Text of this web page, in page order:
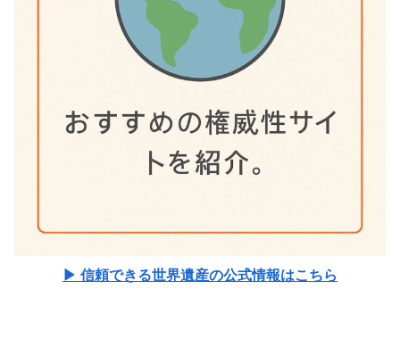
▶ 信頼できる世界遺産の公式情報はこちら